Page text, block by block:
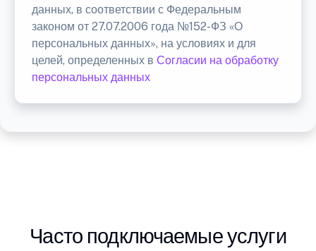
данных, в соответствии с Федеральным
законом от 27.07.2006 года №152-ФЗ «О
персональных данных», на условиях и для
целей, определенных в Согласии на обработку
персональных данных
Часто подключаемые услуги